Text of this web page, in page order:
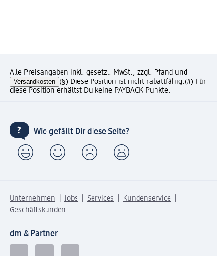
Alle Preisangaben inkl. gesetzl. MwSt., zzgl. Pfand und
Versandkosten (§) Diese Position ist nicht rabattfähig.(#) Für
diese Position erhältst Du keine PAYBACK Punkte.
Wie gefällt Dir diese Seite?
Unternehmen Jobs Services
Kundenservice
Geschäftskunden
dm & Partner